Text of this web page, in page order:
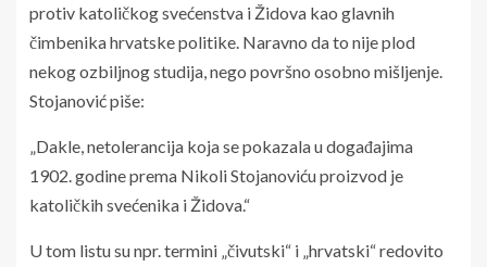
protiv katoličkog svećenstva i Židova kao glavnih
čimbenika hrvatske politike. Naravno da to nije plod
nekog ozbiljnog studija, nego površno osobno mišljenje.
Stojanović piše:
„Dakle, netolerancija koja se pokazala u događajima
1902. godine prema Nikoli Stojanoviću proizvod je
katoličkih svećenika i Židova.“
U tom listu su npr. termini „čivutski“ i „hrvatski“ redovito